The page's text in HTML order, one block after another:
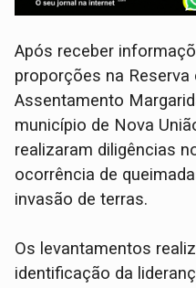
Após receber
proporções na
Assentamento
município de Nova
realizaram diligências
ocorrência de
invasão de terras.
Os levantamentos
identificação da